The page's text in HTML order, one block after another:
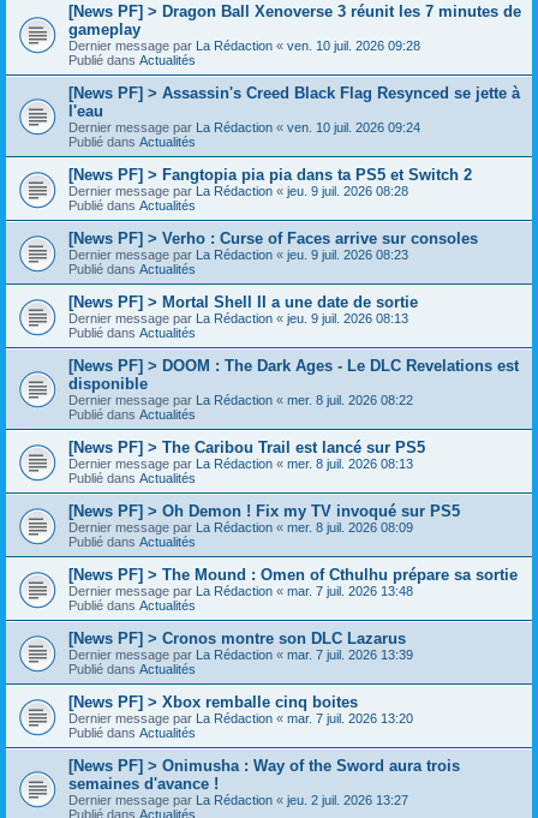
[News PF] > Dragon Ball Xenoverse 3 réunit les 7 minutes de
gameplay
Dernier message par La Rédaction « ven. 10 juil. 2026 09:28
Publié dans Actualités
[News PF] > Assassin's Creed Black Flag Resynced se jette à
l'eau
Dernier message par La Rédaction « ven. 10 juil. 2026 09:24
Publié dans Actualités
[News PF] > Fangtopia pia pia dans ta PS5 et Switch 2
Dernier message par La Rédaction « jeu. 9 juil. 2026 08:28
Publié dans Actualités
[News PF] > Verho : Curse of Faces arrive sur consoles
Dernier message par La Rédaction « jeu. 9 juil. 2026 08:23
Publié dans Actualités
[News PF] > Mortal Shell II a une date de sortie
Dernier message par La Rédaction « jeu. 9 juil. 2026 08:13
Publié dans Actualités
[News PF] > DOOM : The Dark Ages - Le DLC Revelations est
disponible
Dernier message par La Rédaction « mer. 8 juil. 2026 08:22
Publié dans Actualités
[News PF] > The Caribou Trail est lancé sur PS5
Dernier message par La Rédaction « mer. 8 juil. 2026 08:13
Publié dans Actualités
[News PF] > Oh Demon ! Fix my TV invoqué sur PS5
Dernier message par La Rédaction « mer. 8 juil. 2026 08:09
Publié dans Actualités
[News PF] > The Mound : Omen of Cthulhu prépare sa sortie
Dernier message par La Rédaction « mar. 7 juil. 2026 13:48
Publié dans Actualités
[News PF] > Cronos montre son DLC Lazarus
Dernier message par La Rédaction « mar. 7 juil. 2026 13:39
Publié dans Actualités
[News PF] > Xbox remballe cinq boites
Dernier message par La Rédaction « mar. 7 juil. 2026 13:20
Publié dans Actualités
[News PF] > Onimusha : Way of the Sword aura trois
semaines d'avance !
Dernier message par La Rédaction « jeu. 2 juil. 2026 13:27
Publié dans Actualités